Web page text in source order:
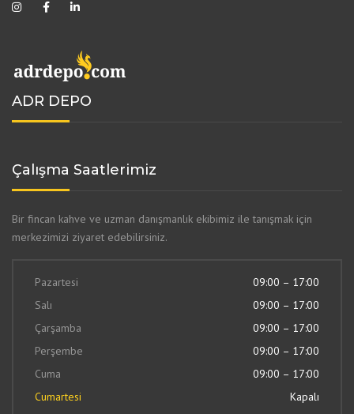
ADR DEPO
Çalışma Saatlerimiz
Bir fincan kahve ve uzman danışmanlık ekibimiz ile tanışmak için
merkezimizi ziyaret edebilirsiniz.
Pazartesi
09:00 – 17:00
Salı
09:00 – 17:00
Çarşamba
09:00 – 17:00
Perşembe
09:00 – 17:00
Cuma
09:00 – 17:00
Cumartesi
Kapalı